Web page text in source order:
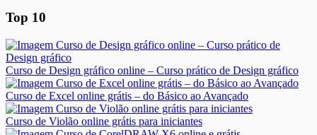
Top 10
Curso de Design gráfico online – Curso prático de Design gráfico
Curso de Excel online grátis – do Básico ao Avançado
Curso de Violão online grátis para iniciantes